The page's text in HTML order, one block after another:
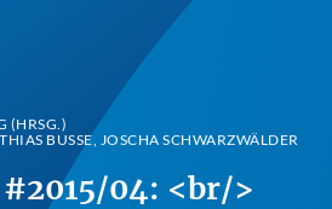
(HRSG.)
BUSSE, JOSCHA SCHWARZWÄLDER
04: <br/>